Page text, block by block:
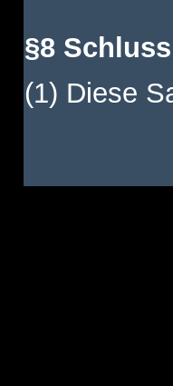
§8
(1) Diese